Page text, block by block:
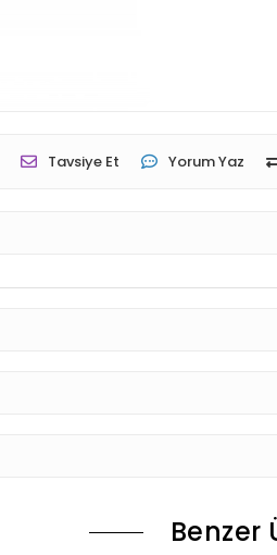
Tavsiye Et Yorum Yaz
Benzer